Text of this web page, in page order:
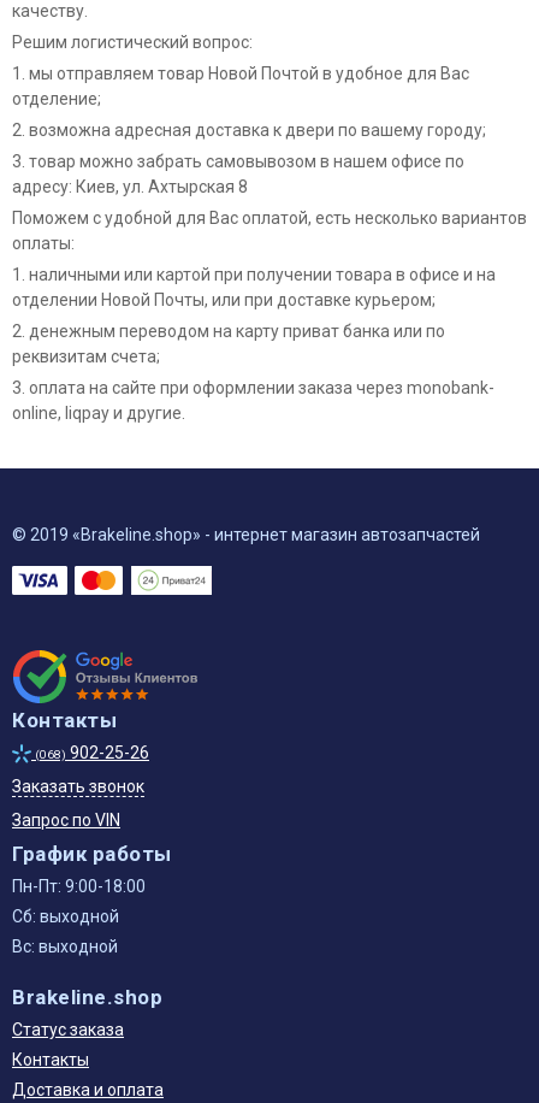
качеству.
Решим логистический вопрос:
1. мы отправляем товар Новой Почтой в удобное для Вас
отделение;
2. возможна адресная доставка к двери по вашему городу;
3. товар можно забрать самовывозом в нашем офисе по
адресу: Киев, ул. Ахтырская 8
Поможем с удобной для Вас оплатой, есть несколько вариантов
оплаты:
1. наличными или картой при получении товара в офисе и на
отделении Новой Почты, или при доставке курьером;
2. денежным переводом на карту приват банка или по
реквизитам счета;
3. оплата на сайте при оформлении заказа через monobank-
online, liqpay и другие.
© 2019 «Brakeline.shop» - интернет магазин автозапчастей
Контакты
(068) 902-25-26
Заказать звонок
Запрос по VIN
График работы
Пн-Пт: 9:00-18:00
Сб: выходной
Вс: выходной
Brakeline.shop
Статус заказа
Контакты
Доставка и оплата